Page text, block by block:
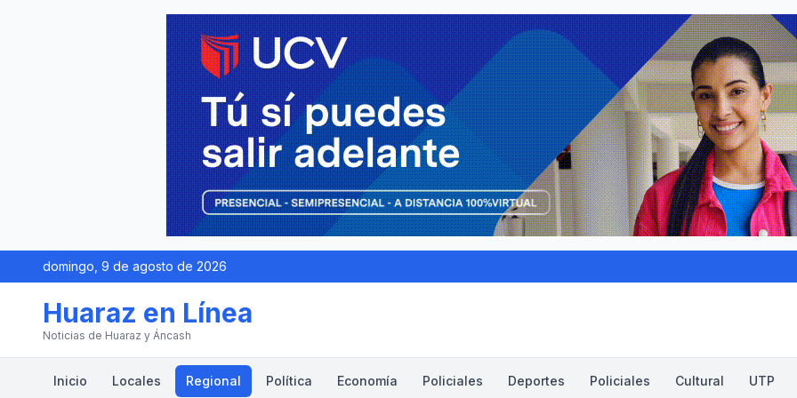
domingo, 9 de agosto de 2026
Huaraz en Línea
Noticias de Huaraz y Áncash
Inicio Locales Regional Política Economía Policiales Deportes Policiales Cultural UTP